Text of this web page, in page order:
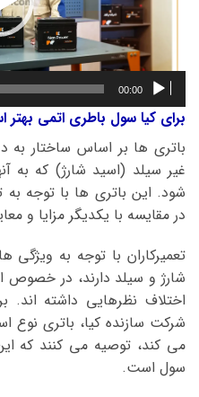
00:00
برای کیا سول باطری اتمی
باتری ها بر اساس ساختار
غیر سیلد (اسید شارژ) که به
شود. این باتری ها با توجه به
در مقایسه با یکدیگر مزایا و
تعمیرکاران با توجه به
شارژ و سیلد دارند، در خصوص
اختلاف نظرهایی داشته اند.
شرکت سازنده کیا، باتری نوع
می کند، توصیه می کنند که
سول است.